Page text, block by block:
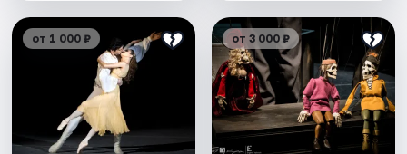
от 1 000 ₽ от 3 000 ₽